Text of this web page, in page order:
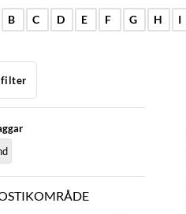
B C D E F G H I
filter